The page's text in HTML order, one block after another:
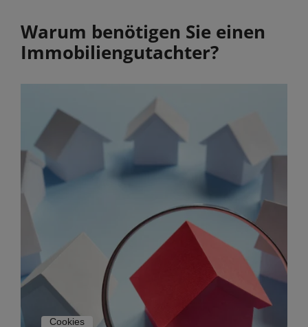
Warum benötigen Sie einen
Immobilien­gutachter?
Cookies